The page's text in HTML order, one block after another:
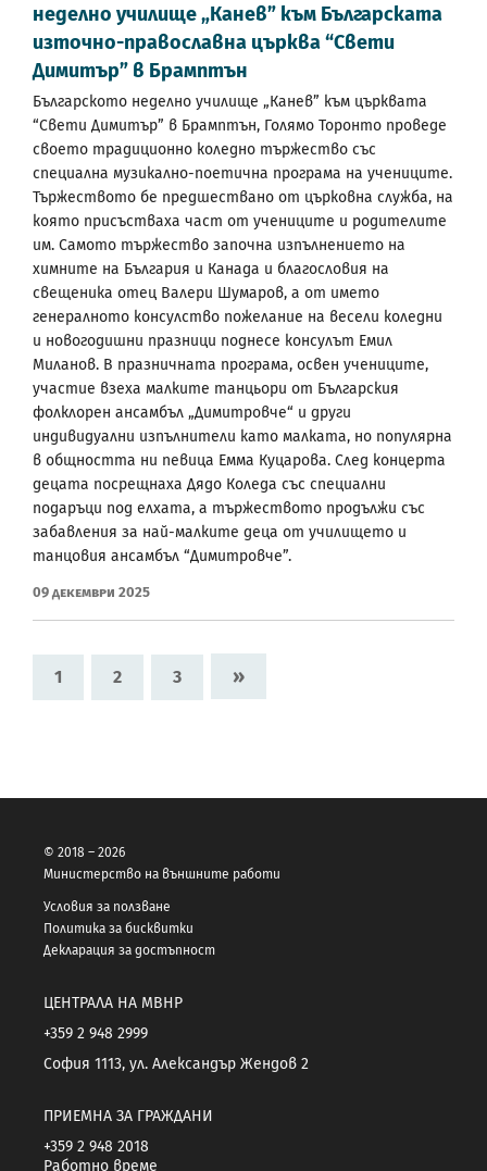
неделно училище „Канев” към Българската
източно-православна църква “Свети
Димитър” в Брамптън
Българското неделно училище „Канев” към църквата
“Свети Димитър” в Брамптън, Голямо Торонто проведе
своето традиционно коледно тържество със
специална музикално-поетична програма на учениците.
Тържеството бе предшествано от църковна служба, на
която присъстваха част от учениците и родителите
им. Самото тържество започна изпълнението на
химните на България и Канада и благословия на
свещеника отец Валери Шумаров, а от името
генералното консулство пожелание на весели коледни
и новогодишни празници поднесе консулът Емил
Миланов. В празничната програма, освен учениците,
участие взеха малките танцьори от Българския
фолклорен ансамбъл „Димитровче“ и други
индивидуални изпълнители като малката, но популярна
в общността ни певица Емма Куцарова. След концерта
децата посрещнаха Дядо Коледа със специални
подаръци под елхата, а тържеството продължи със
забавления за най-малките деца от училището и
танцовия ансамбъл “Димитровче”.
09 Декември 2025
1 2 3 »
© 2018 – 2026
Министерство на външните работи
Условия за ползване
Политика за бисквитки
Декларация за достъпност
ЦЕНТРАЛА НА МВНР
+359 2 948 2999
София 1113, ул. Александър Жендов 2
ПРИЕМНА ЗА ГРАЖДАНИ
+359 2 948 2018
Работно време